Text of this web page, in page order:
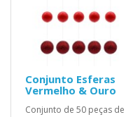
Conjunto Esferas
Vermelho & Ouro
Conjunto de 50 peças de